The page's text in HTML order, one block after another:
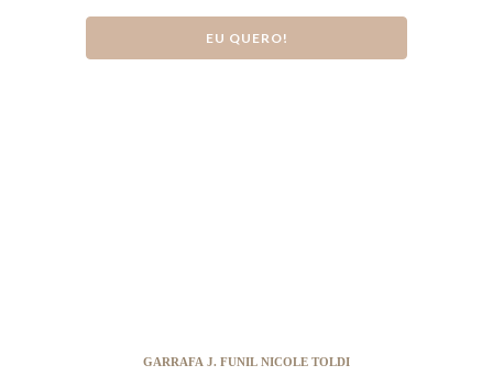
EU QUERO!
GARRAFA J. FUNIL NICOLE TOLDI